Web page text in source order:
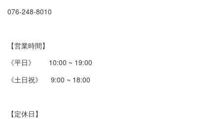
076-248-8010
【営業時間】
《平日》 10:00 ~ 19:00
《土日祝》 9:00 ~ 18:00
【定休日】